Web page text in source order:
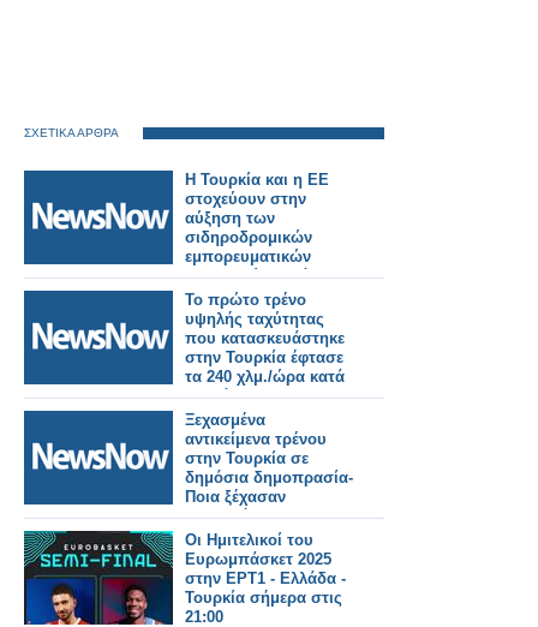
ΣΧΕΤΙΚΑ ΑΡΘΡΑ
Η Τουρκία και η ΕΕ
στοχεύουν στην
αύξηση των
σιδηροδρομικών
εμπορευματικών
μεταφορών κατά
μήκος του Μεσαίου
Διαδρόμου.
Το πρώτο τρένο
υψηλής ταχύτητας
που κατασκευάστηκε
στην Τουρκία έφτασε
τα 240 χλμ./ώρα κατά
τη διάρκεια των
δοκιμών
Ξεχασμένα
αντικείμενα τρένου
στην Τουρκία σε
δημόσια δημοπρασία-
Ποια ξέχασαν
περισσότερο οι
επιβάτες.
Οι Ημιτελικοί του
Ευρωμπάσκετ 2025
στην ΕΡΤ1 - Ελλάδα -
Τουρκία σήμερα στις
21:00